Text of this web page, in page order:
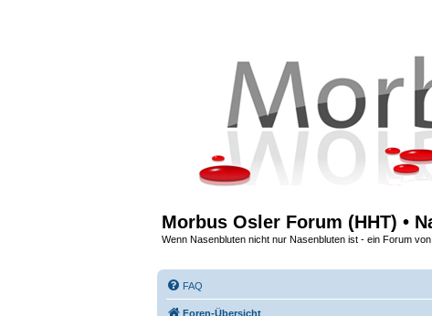
Morbus Osler Forum (HHT) •
Wenn Nasenbluten nicht nur Nasenbluten ist - ein Forum
FAQ
Foren-Übersicht